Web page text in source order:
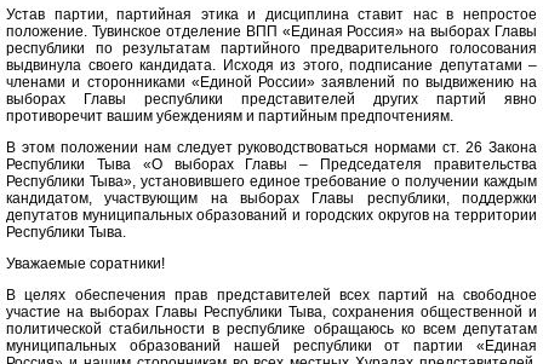
Устав партии, партийная этика и дисциплина ставит нас в непростое
положение. Тувинское отделение ВПП «Единая Россия» на выборах Главы
республики по результатам партийного предварительного голосования
выдвинула своего кандидата. Исходя из этого, подписание депутатами –
членами и сторонниками «Единой России» заявлений по выдвижению на
выборах Главы республики представителей других партий явно
противоречит вашим убеждениям и партийным предпочтениям.
В этом положении нам следует руководствоваться нормами ст. 26 Закона
Республики Тыва «О выборах Главы – Председателя правительства
Республики Тыва», установившего единое требование о получении каждым
кандидатом, участвующим на выборах Главы республики, поддержки
депутатов муниципальных образований и городских округов на территории
Республики Тыва.
Уважаемые соратники!
В целях обеспечения прав представителей всех партий на свободное
участие на выборах Главы Республики Тыва, сохранения общественной и
политической стабильности в республике обращаюсь ко всем депутатам
муниципальных образований нашей республики от партии «Единая